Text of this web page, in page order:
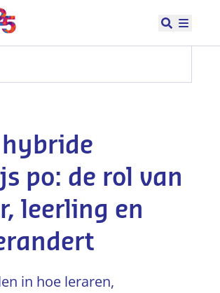
Open
po: de rol van
leerling en
in hoe leraren,